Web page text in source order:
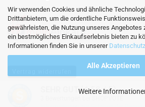
Wir verwenden Cookies und ähnliche
Drittanbietern, um die ordentliche
gewährleisten, die Nutzung unseres Angebotes
ein bestmögliches Einkaufserlebnis bieten zu
Informationen finden Sie in unserer
Alle Akzeptieren
Weitere
SEHR GUT(4.58 / 5)